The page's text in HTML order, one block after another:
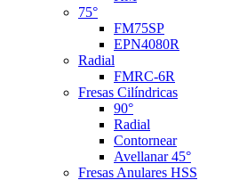
75°
FM75SP
EPN4080R
Radial
FMRC-6R
Fresas Cilíndricas
90°
Radial
Contornear
Avellanar 45°
Fresas Anulares HSS